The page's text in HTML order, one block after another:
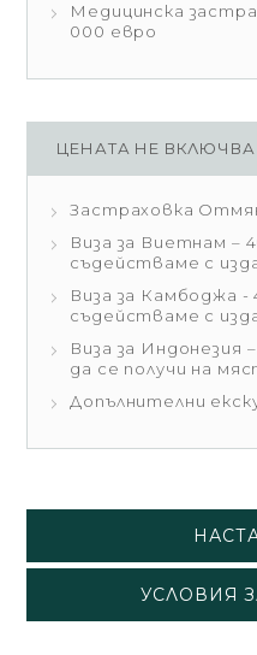
Медицинска
000 евро
ЦЕНАТА НЕ ВКЛЮЧВА
Застраховка
Виза за Виетнам –
съдействаме с
Виза за Камбоджа
съдействаме с
Виза за Индонезия
да се получи на
Допълнителни
УСЛОВИЯ